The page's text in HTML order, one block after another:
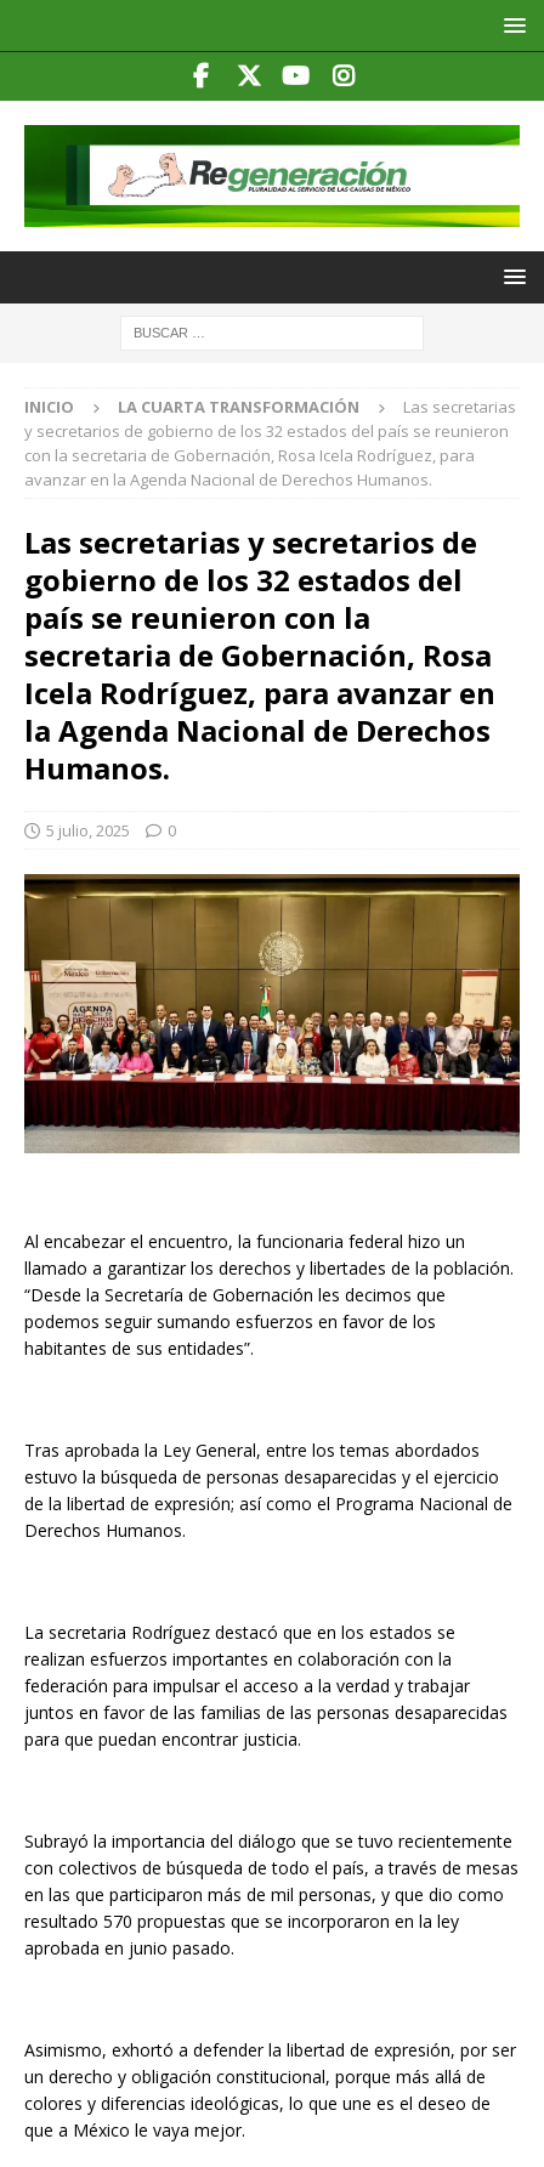
INICIO LA CUARTA TRANSFORMACIÓN
Las secretarias
y secretarios de gobierno de los 32 estados del país se reunieron
con la secretaria de Gobernación, Rosa Icela Rodríguez, para
avanzar en la Agenda Nacional de Derechos Humanos.
Las secretarias y secretarios de
gobierno de los 32 estados del
país se reunieron con la
secretaria de Gobernación, Rosa
Icela Rodríguez, para avanzar en
la Agenda Nacional de Derechos
Humanos.
5 julio, 2025 0
Al encabezar el encuentro, la funcionaria federal hizo un
llamado a garantizar los derechos y libertades de la población.
“Desde la Secretaría de Gobernación les decimos que
podemos seguir sumando esfuerzos en favor de los
habitantes de sus entidades”.
Tras aprobada la Ley General, entre los temas abordados
estuvo la búsqueda de personas desaparecidas y el ejercicio
de la libertad de expresión; así como el Programa Nacional de
Derechos Humanos.
La secretaria Rodríguez destacó que en los estados se
realizan esfuerzos importantes en colaboración con la
federación para impulsar el acceso a la verdad y trabajar
juntos en favor de las familias de las personas desaparecidas
para que puedan encontrar justicia.
Subrayó la importancia del diálogo que se tuvo recientemente
con colectivos de búsqueda de todo el país, a través de mesas
en las que participaron más de mil personas, y que dio como
resultado 570 propuestas que se incorporaron en la ley
aprobada en junio pasado.
Asimismo, exhortó a defender la libertad de expresión, por ser
un derecho y obligación constitucional, porque más allá de
colores y diferencias ideológicas, lo que une es el deseo de
que a México le vaya mejor.